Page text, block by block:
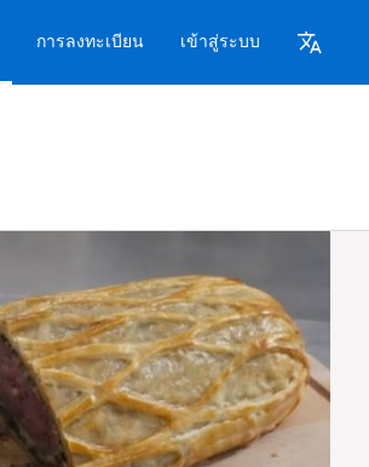
การลงทะเบียน เข้าสู่ระบบ